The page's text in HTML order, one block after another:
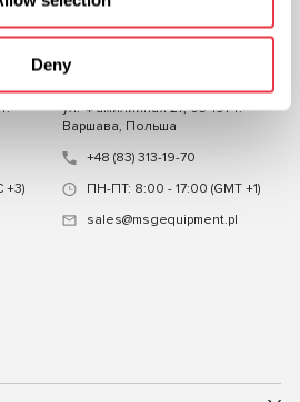
Deny
+3)
ул. Фамилийная 27, 03-197 г.
Варшава, Польша
+48 (83) 313-19-70
ПН-ПТ: 8:00 - 17:00 (GMT +1)
sales@msgequipment.pl